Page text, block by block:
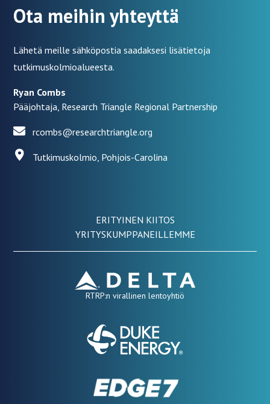
Ota meihin yhteyttä
Lähetä meille sähköpostia saadaksesi lisätietoja
tutkimuskolmioalueesta.
Ryan Combs
Pääjohtaja, Research Triangle Regional Partnership
rcombs@researchtriangle.org
Tutkimuskolmio, Pohjois-Carolina
ERITYINEN KIITOS
YRITYSKUMPPANEILLEMME
RTRP:n virallinen lentoyhtiö